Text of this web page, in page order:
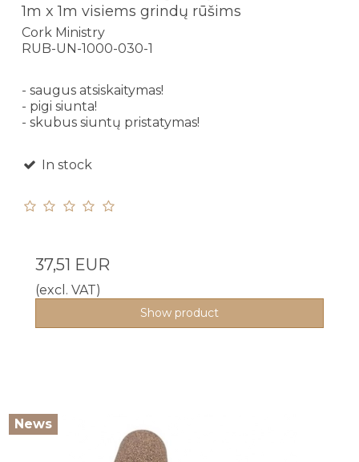
1m x 1m visiems grindų rūšims
Cork Ministry
RUB-UN-1000-030-1
- saugus atsiskaitymas!
- pigi siunta!
- skubus siuntų pristatymas!
In stock
37,51 EUR
(excl. VAT)
Show product
News